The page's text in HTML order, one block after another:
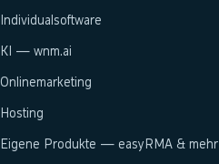
Individualsoftware
KI — wnm.ai
Onlinemarketing
Hosting
Eigene Produkte — easyRMA & mehr